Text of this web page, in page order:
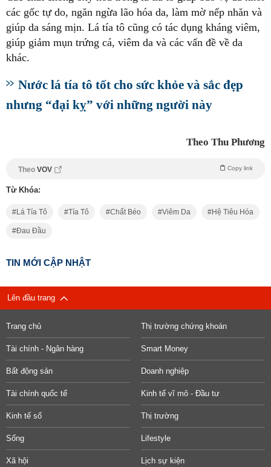
các gốc tự do, ngăn ngừa lão hóa da, làm mờ nếp nhăn và
giúp da sáng mịn. Lá tía tô cũng có tác dụng kháng viêm,
giúp giảm mụn trứng cá, viêm da và các vấn đề về da
khác.
Nước lá tía tô tốt cho sức khỏe và sắc đẹp
nhưng “đại kỵ” với những người này
Theo Thu Phương
Theo VOV Copy link
Từ Khóa:
Lá Tía Tô Tía Tô Chất Béo Viêm Da Hệ Tiêu Hóa
Đau Đầu
TIN MỚI CẬP NHẬT
Lên đầu trang
Trang chủ Thị trường chứng khoán
Tài chính - Ngân hàng Smart Money
Bất động sản Doanh nghiệp
Tài chính quốc tế Kinh tế vĩ mô - Đầu tư
Kinh tế số Thị trường
Sống Lifestyle
Xã hội Lịch sự kiện